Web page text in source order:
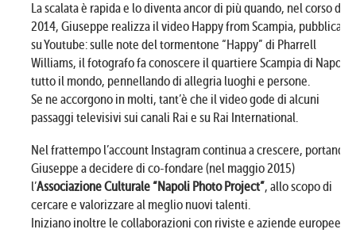
La scalata è rapida e lo diventa ancor di più quando, nel corso del
2014, Giuseppe realizza il video Happy from Scampia, pubblicato
su Youtube: sulle note del tormentone “Happy” di Pharrell
Williams, il fotografo fa conoscere il quartiere Scampia di Napoli a
tutto il mondo, pennellando di allegria luoghi e persone.
Se ne accorgono in molti, tant’è che il video gode di alcuni
passaggi televisivi sui canali Rai e su Rai International.
Nel frattempo l’account Instagram continua a crescere, portando
Giuseppe a decidere di co-fondare (nel maggio 2015)
l’Associazione Culturale “Napoli Photo Project”, allo scopo di
cercare e valorizzare al meglio nuovi talenti.
Iniziano inoltre le collaborazioni con riviste e aziende europee ed